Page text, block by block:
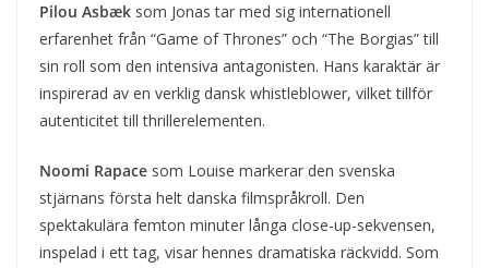
Pilou Asbæk som Jonas tar med sig internationell
erfarenhet från “Game of Thrones” och “The Borgias” till
sin roll som den intensiva antagonisten. Hans karaktär är
inspirerad av en verklig dansk whistleblower, vilket tillför
autenticitet till thrillerelementen.
Noomi Rapace som Louise markerar den svenska
stjärnans första helt danska filmspråkroll. Den
spektakulära femton minuter långa close-up-sekvensen,
inspelad i ett tag, visar hennes dramatiska räckvidd. Som